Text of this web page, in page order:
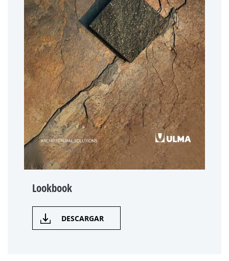
Lookbook
DESCARGAR